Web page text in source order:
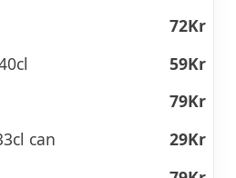
72Kr
59Kr
79Kr
can
29Kr